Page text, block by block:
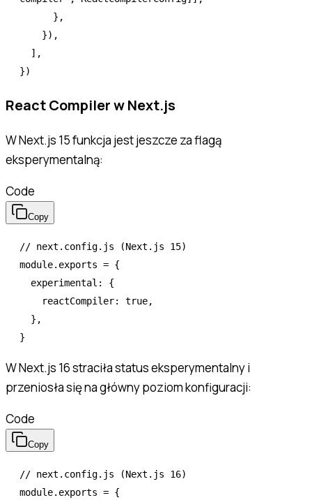
      }
,
    })
,
  ]
,
})
React Compiler w Next.js
W Next.js 15 funkcja jest jeszcze za flagą
eksperymentalną:
Code
Copy
// next.config.js (Next.js 15)
module. exports = {
  experimental
:
{
    reactCompiler
: true,
  }
,
}
W Next.js 16 straciła status eksperymentalny i
przeniosła się na główny poziom konfiguracji:
Code
Copy
// next.config.js (Next.js 16)
module. exports = {